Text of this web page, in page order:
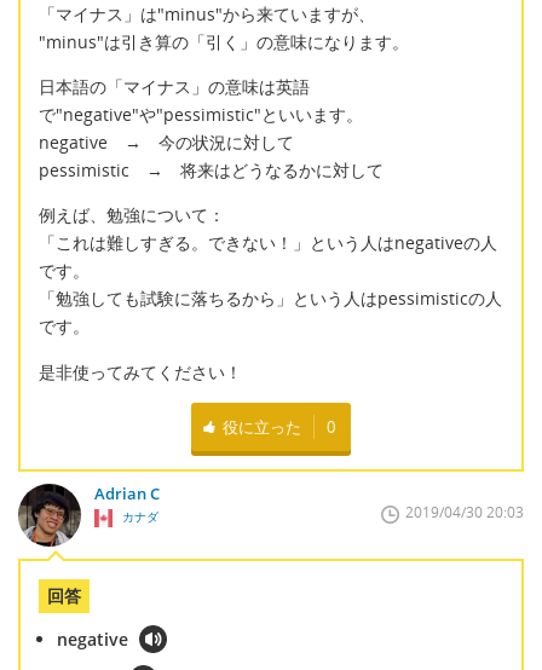
「マイナス」は"minus"から来ていますが、
"minus"は引き算の「引く」の意味になります。
日本語の「マイナス」の意味は英語
で"negative"や"pessimistic"といいます。
negative → 今の状況に対して
pessimistic → 将来はどうなるかに対して
例えば、勉強について：
「これは難しすぎる。できない！」という人はnegativeの人
です。
「勉強しても試験に落ちるから」という人はpessimisticの人
です。
是非使ってみてください！
役に立った 0
Adrian C
カナダ 2019/04/30 20:03
回答
negative